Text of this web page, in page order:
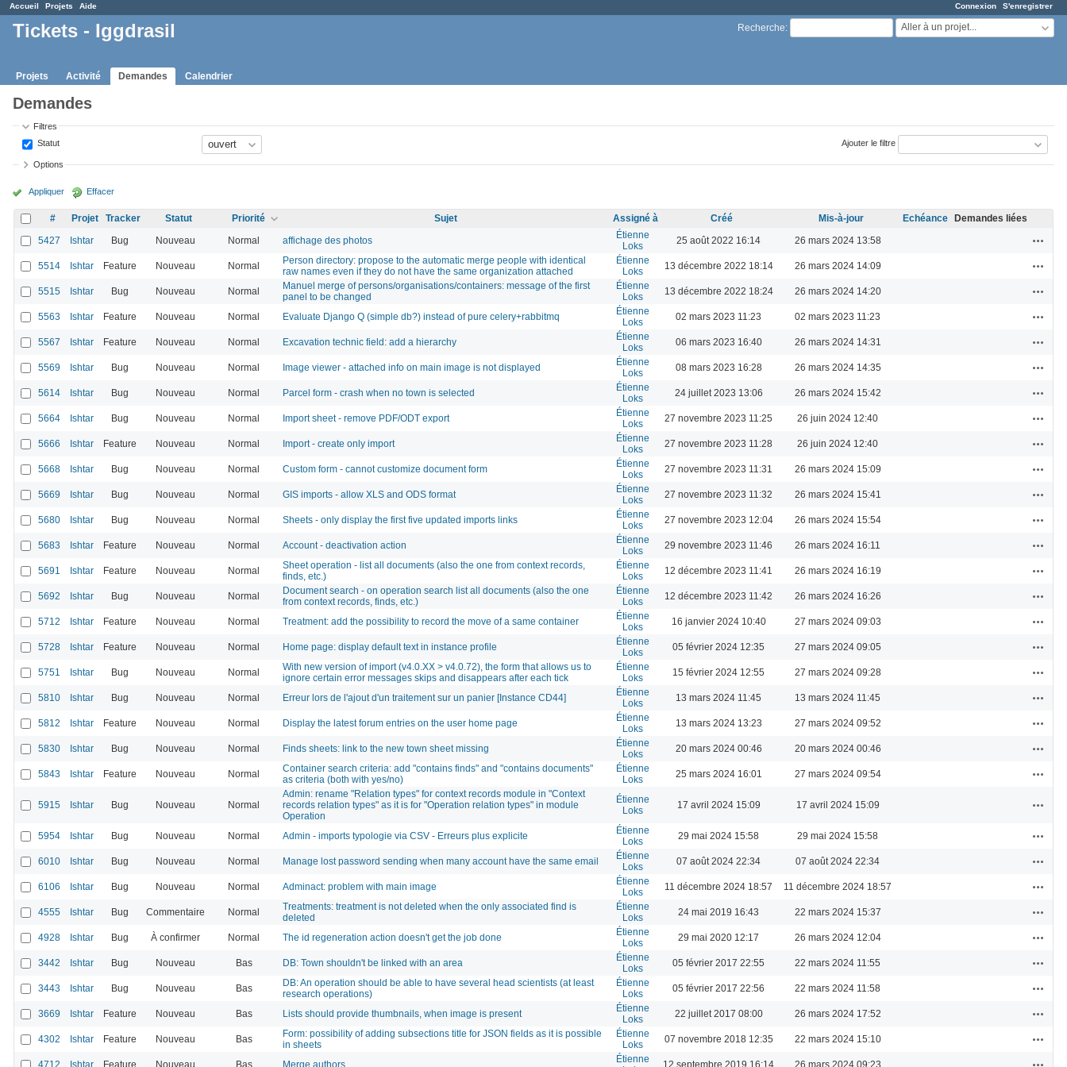
Connexion S'enregistrer
Accueil Projets Aide
Recherche: Aller à un projet...
Tickets - Iggdrasil
Projets Activité Demandes Calendrier
Demandes
Filtres
Statut
Ajouter le filtre
Options
Appliquer Effacer
# Projet Tracker Statut Priorité Sujet Assigné à Créé Mis-à-jour Echéance Demandes liées
5427
Ishtar Bug Nouveau Normal affichage des photos
Étienne
Loks
25 août 2022 16:14 26 mars 2024 13:58
5514 Ishtar Feature Nouveau Normal
Person directory: propose to the automatic merge people with identical
raw names even if they do not have the same organization attached
Étienne
Loks
13 décembre 2022 18:14 26 mars 2024 14:09
5515 Ishtar Bug Nouveau Normal
Manuel merge of persons/organisations/containers: message of the first
panel to be changed
Étienne
Loks
13 décembre 2022 18:24 26 mars 2024 14:20
5563 Ishtar Feature Nouveau Normal Evaluate Django Q (simple db?) instead of pure celery+rabbitmq
Étienne
Loks
02 mars 2023 11:23 02 mars 2023 11:23
5567 Ishtar Feature Nouveau Normal Excavation technic field: add a hierarchy
Étienne
Loks
06 mars 2023 16:40 26 mars 2024 14:31
5569 Ishtar Bug Nouveau Normal Image viewer - attached info on main image is not displayed
Étienne
Loks
08 mars 2023 16:28 26 mars 2024 14:35
5614 Ishtar Bug Nouveau Normal Parcel form - crash when no town is selected
Étienne
Loks
24 juillet 2023 13:06 26 mars 2024 15:42
5664 Ishtar Bug Nouveau Normal Import sheet - remove PDF/ODT export
Étienne
Loks
27 novembre 2023 11:25 26 juin 2024 12:40
5666 Ishtar Feature Nouveau Normal Import - create only import
Étienne
Loks
27 novembre 2023 11:28 26 juin 2024 12:40
5668 Ishtar Bug Nouveau Normal Custom form - cannot customize document form
Étienne
Loks
27 novembre 2023 11:31 26 mars 2024 15:09
5669 Ishtar Bug Nouveau Normal GIS imports - allow XLS and ODS format
Étienne
Loks
27 novembre 2023 11:32 26 mars 2024 15:41
5680 Ishtar Bug Nouveau Normal Sheets - only display the first five updated imports links
Étienne
Loks
27 novembre 2023 12:04 26 mars 2024 15:54
5683 Ishtar Feature Nouveau Normal Account - deactivation action
Étienne
Loks
29 novembre 2023 11:46 26 mars 2024 16:11
5691 Ishtar Feature Nouveau Normal
Sheet operation - list all documents (also the one from context records,
finds, etc.)
Étienne
Loks
12 décembre 2023 11:41 26 mars 2024 16:19
5692 Ishtar Bug Nouveau Normal
Document search - on operation search list all documents (also the one
from context records, finds, etc.)
Étienne
Loks
12 décembre 2023 11:42 26 mars 2024 16:26
5712 Ishtar Feature Nouveau Normal Treatment: add the possibility to record the move of a same container
Étienne
Loks
16 janvier 2024 10:40 27 mars 2024 09:03
5728 Ishtar Feature Nouveau Normal Home page: display default text in instance profile
Étienne
Loks
05 février 2024 12:35 27 mars 2024 09:05
5751 Ishtar Bug Nouveau Normal
With new version of import (v4.0.XX > v4.0.72), the form that allows us to
ignore certain error messages skips and disappears after each tick
Étienne
Loks
15 février 2024 12:55 27 mars 2024 09:28
5810 Ishtar Bug Nouveau Normal Erreur lors de l'ajout d'un traitement sur un panier [Instance CD44]
Étienne
Loks
13 mars 2024 11:45 13 mars 2024 11:45
5812 Ishtar Feature Nouveau Normal Display the latest forum entries on the user home page
Étienne
Loks
13 mars 2024 13:23 27 mars 2024 09:52
5830 Ishtar Bug Nouveau Normal Finds sheets: link to the new town sheet missing
Étienne
Loks
20 mars 2024 00:46 20 mars 2024 00:46
5843 Ishtar Feature Nouveau Normal
Container search criteria: add "contains finds" and "contains documents"
as criteria (both with yes/no)
Étienne
Loks
25 mars 2024 16:01 27 mars 2024 09:54
5915 Ishtar Bug Nouveau Normal
Admin: rename "Relation types" for context records module in "Context
records relation types" as it is for "Operation relation types" in module
Operation
Étienne
Loks
17 avril 2024 15:09 17 avril 2024 15:09
5954 Ishtar Bug Nouveau Normal Admin - imports typologie via CSV - Erreurs plus explicite
Étienne
Loks
29 mai 2024 15:58 29 mai 2024 15:58
6010 Ishtar Bug Nouveau Normal Manage lost password sending when many account have the same email
Étienne
Loks
07 août 2024 22:34 07 août 2024 22:34
6106 Ishtar Bug Nouveau Normal Adminact: problem with main image
Étienne
Loks
11 décembre 2024 18:57 11 décembre 2024 18:57
4555 Ishtar Bug Commentaire Normal
Treatments: treatment is not deleted when the only associated find is
deleted
Étienne
Loks
24 mai 2019 16:43 22 mars 2024 15:37
4928 Ishtar Bug À confirmer Normal The id regeneration action doesn't get the job done
Étienne
Loks
29 mai 2020 12:17 26 mars 2024 12:04
3442 Ishtar Bug Nouveau Bas DB: Town shouldn't be linked with an area
Étienne
Loks
05 février 2017 22:55 22 mars 2024 11:55
3443 Ishtar Bug Nouveau Bas
DB: An operation should be able to have several head scientists (at least
research operations)
Étienne
Loks
05 février 2017 22:56 22 mars 2024 11:58
3669 Ishtar Feature Nouveau Bas Lists should provide thumbnails, when image is present
Étienne
Loks
22 juillet 2017 08:00 26 mars 2024 17:52
4302 Ishtar Feature Nouveau Bas
Form: possibility of adding subsections title for JSON fields as it is possible
in sheets
Étienne
Loks
07 novembre 2018 12:35 22 mars 2024 15:10
4712 Ishtar Feature Nouveau Bas Merge authors
Étienne
12 septembre 2019 16:14 26 mars 2024 09:23